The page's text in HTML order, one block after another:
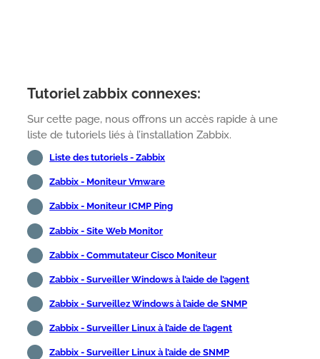
Tutoriel zabbix connexes:
Sur cette page, nous offrons un accès rapide à une
liste de tutoriels liés à l’installation Zabbix.
Liste des tutoriels - Zabbix
Zabbix - Moniteur Vmware
Zabbix - Moniteur ICMP Ping
Zabbix - Site Web Monitor
Zabbix - Commutateur Cisco Moniteur
Zabbix - Surveiller Windows à l’aide de l’agent
Zabbix - Surveillez Windows à l’aide de SNMP
Zabbix - Surveiller Linux à l’aide de l’agent
Zabbix - Surveiller Linux à l’aide de SNMP